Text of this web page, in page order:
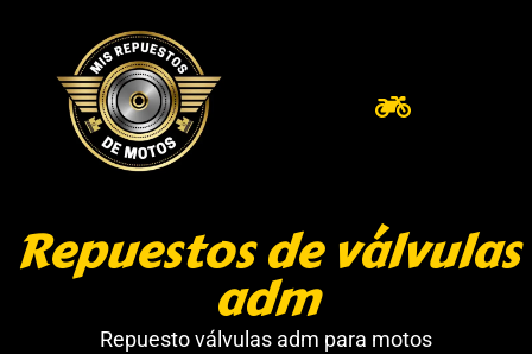
Repuestos de válvulas
adm
Repuesto válvulas adm para motos